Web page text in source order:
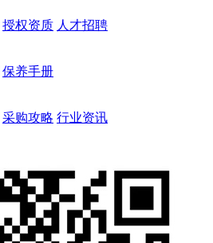
授权资质 人才招聘
保养手册
采购攻略 行业资讯